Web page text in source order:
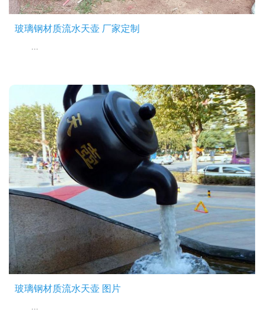
玻璃钢材质流水天壶 厂家定制
...
玻璃钢材质流水天壶 图片
...